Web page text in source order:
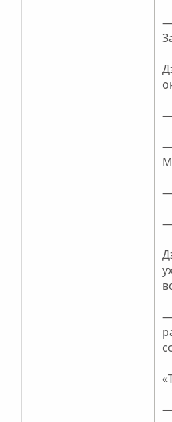
—
—
—
—
—
—
—